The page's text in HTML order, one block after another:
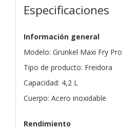
Especificaciones
Información general
Modelo: Grunkel Maxi Fry Pro
Tipo de producto: Freidora
Capacidad: 4,2 L
Cuerpo: Acero inoxidable
Rendimiento